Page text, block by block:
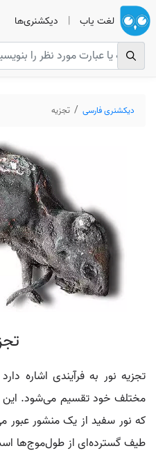
لغت یاب | دیکشنری‌ها
دیکشنری فارسی تجزیه
تجزیه نور به فرآیندی اشاره
مختلف خود تقسیم می‌شود. این
که نور سفید از یک منشور عبور
طیف گسترده‌ای از طول‌موج‌ها